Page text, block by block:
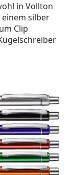
in Vollton
silber
Clip